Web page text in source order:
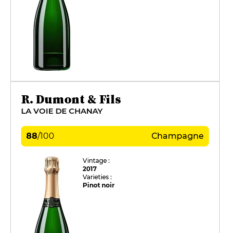
R. Dumont & Fils
LA VOIE DE CHANAY
88/100 Champagne
Vintage :
2017
Varieties :
Pinot noir